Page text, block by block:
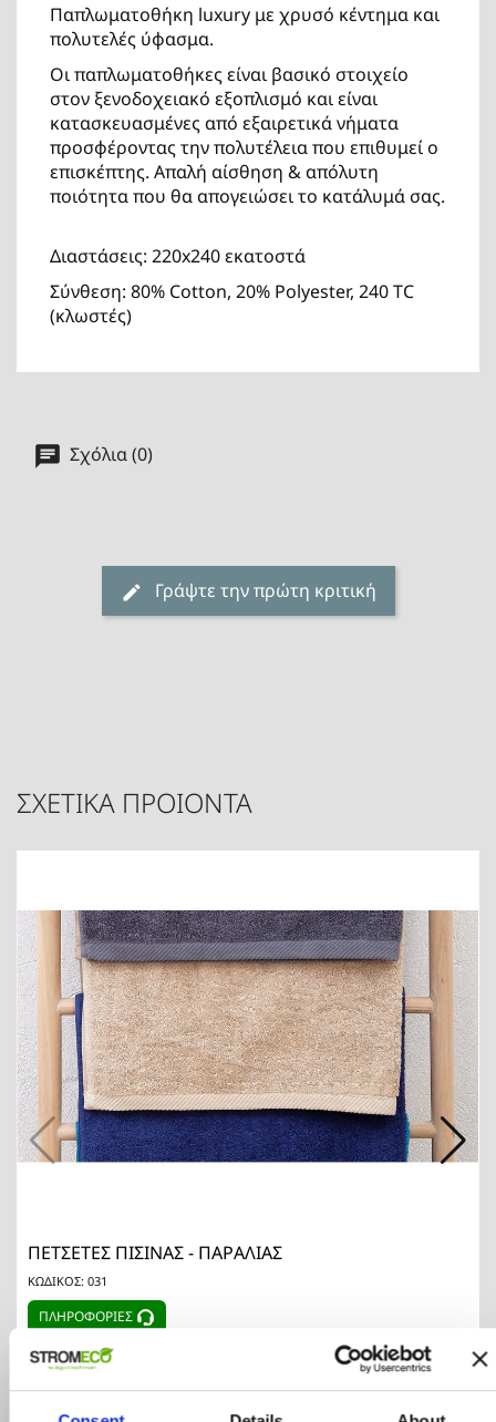
Παπλωματοθήκη luxury με χρυσό κέντημα και
πολυτελές ύφασμα.
Οι παπλωματοθήκες είναι βασικό στοιχείο
στον ξενοδοχειακό εξοπλισμό και είναι
κατασκευασμένες από εξαιρετικά νήματα
προσφέροντας την πολυτέλεια που επιθυμεί ο
επισκέπτης. Απαλή αίσθηση & απόλυτη
ποιότητα που θα απογειώσει το κατάλυμά σας.
Διαστάσεις: 220x240 εκατοστά
Σύνθεση: 80% Cotton, 20% Polyester, 240 TC
(κλωστές)
Σχόλια (0)
Γράψτε την πρώτη κριτική
ΣΧΕΤΙΚΑ ΠΡΟΙΟΝΤΑ
ΠΕΤΣΕΤΕΣ ΠΙΣΙΝΑΣ - ΠΑΡΑΛΙΑΣ
ΚΩΔΙΚΟΣ: 031
ΠΛΗΡΟΦΟΡΙΕΣ